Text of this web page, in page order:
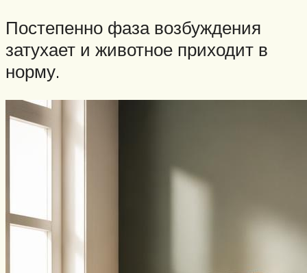
Постепенно фаза возбуждения
затухает и животное приходит в
норму.